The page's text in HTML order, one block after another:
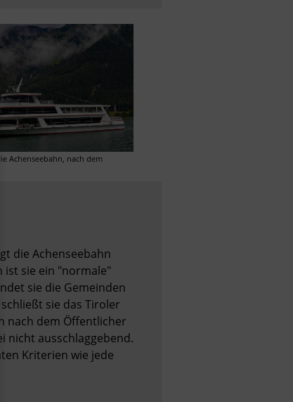
Achenseebahn, nach dem
die Achenseebahn
ist sie ein "normale"
sie die Gemeinden
sie das Tiroler
nach dem Öffentlicher
nicht ausschlaggebend.
Kriterien wie jede